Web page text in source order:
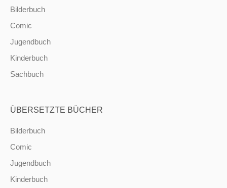
Bilderbuch
Comic
Jugendbuch
Kinderbuch
Sachbuch
ÜBERSETZTE BÜCHER
Bilderbuch
Comic
Jugendbuch
Kinderbuch